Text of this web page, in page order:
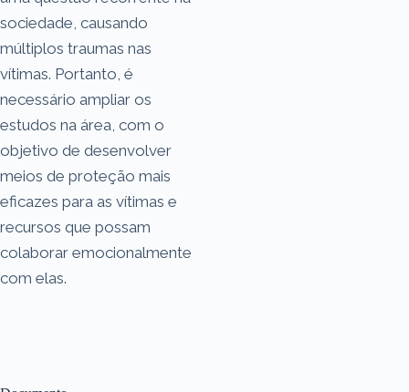
sociedade, causando
múltiplos traumas nas
vítimas. Portanto, é
necessário ampliar os
estudos na área, com o
objetivo de desenvolver
meios de proteção mais
eficazes para as vítimas e
recursos que possam
colaborar emocionalmente
com elas.